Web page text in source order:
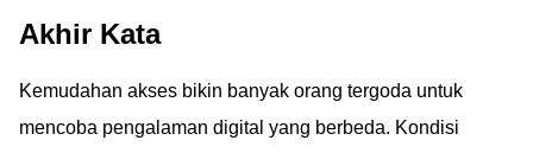
Akhir Kata
Kemudahan akses bikin banyak orang tergoda untuk
mencoba pengalaman digital yang berbeda. Kondisi